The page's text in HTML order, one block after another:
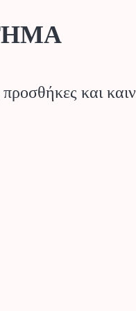
προσθήκες και